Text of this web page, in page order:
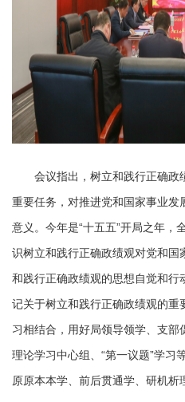
会议指出，树立和践行正确政
重要任务，对推进党和国家事业
意义。今年是“十五五”开局之年，
识树立和践行正确政绩观对党和国
和践行正确政绩观的思想自觉和行
记关于树立和践行正确政绩观的
习相结合，用好局领导领学、支部
理论学习中心组、“第一议题”学习
原原本本学、前后贯通学、研机析